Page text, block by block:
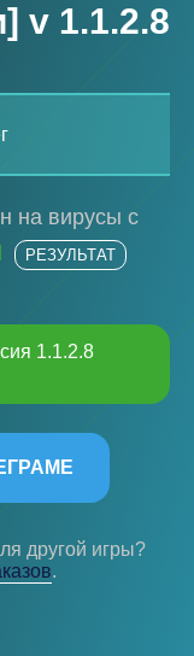
v 1.1.2.8
на вирусы с
РЕЗУЛЬТАТ
1.1.2.8
другой игры?
.